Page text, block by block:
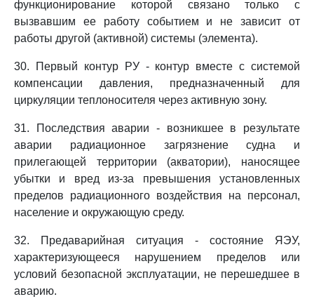
функционирование которой связано только с
вызвавшим ее работу событием и не зависит от
работы другой (активной) системы (элемента).
30. Первый контур РУ - контур вместе с системой
компенсации давления, предназначенный для
циркуляции теплоносителя через активную зону.
31. Последствия аварии - возникшее в результате
аварии радиационное загрязнение судна и
прилегающей территории (акватории), наносящее
убытки и вред из-за превышения установленных
пределов радиационного воздействия на персонал,
население и окружающую среду.
32. Предаварийная ситуация - состояние ЯЭУ,
характеризующееся нарушением пределов или
условий безопасной эксплуатации, не перешедшее в
аварию.